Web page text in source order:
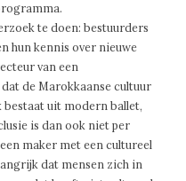
te doen: bestuurders
hun kennis over nieuwe
van een
de Marokkaanse cultuur
bestaat uit modern ballet,
is dan ook niet per
maker met een cultureel
dat mensen zich in